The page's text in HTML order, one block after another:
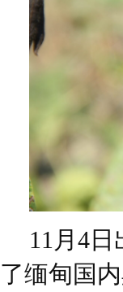
11月4
了缅甸国